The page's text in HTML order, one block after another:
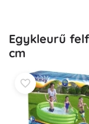
Egykleurű
cm